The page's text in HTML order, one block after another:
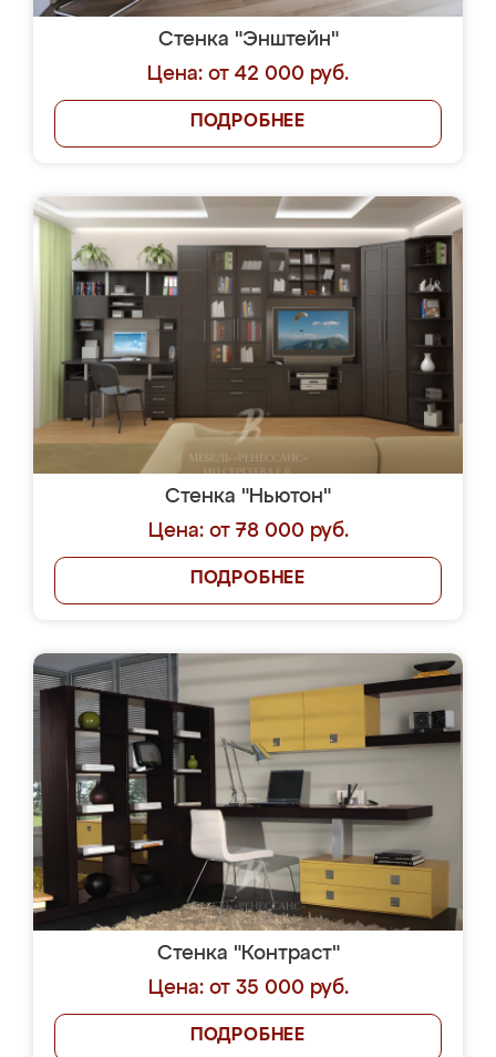
Стенка "Энштейн"
Цена: от 42 000 руб.
ПОДРОБНЕЕ
Стенка "Ньютон"
Цена: от 78 000 руб.
ПОДРОБНЕЕ
Стенка "Контраст"
Цена: от 35 000 руб.
ПОДРОБНЕЕ